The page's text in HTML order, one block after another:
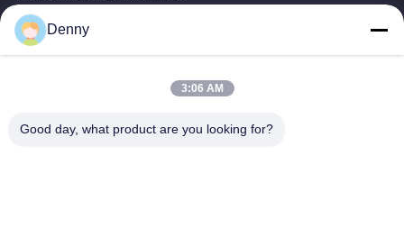
Schnelllinks
Haus
Treten Sie Mit Uns In
Fordern Sie Ein Zitat
Denny
3:06 AM
Good day, what product are you looking for?